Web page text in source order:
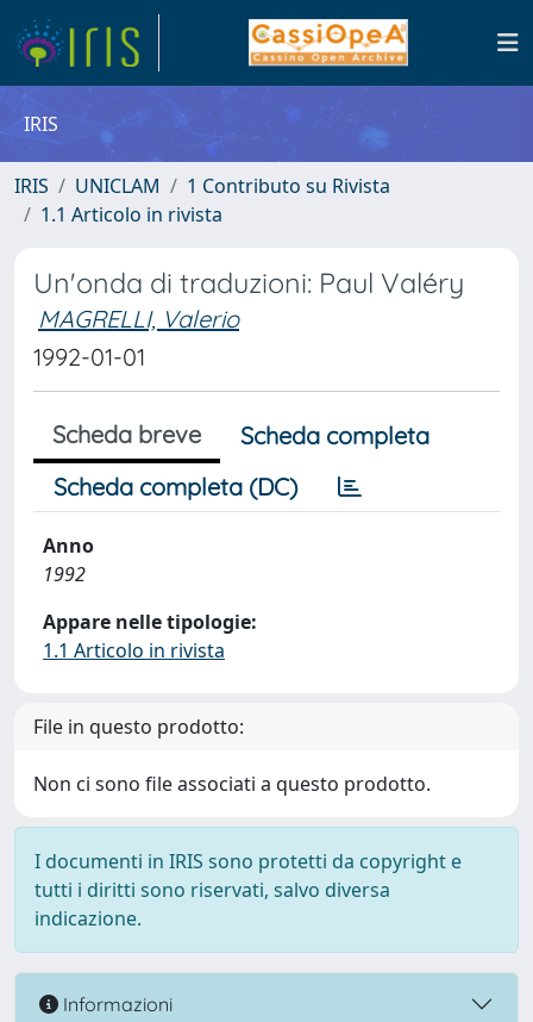
IRIS
IRIS UNICLAM
1 Contributo su Rivista
1.1 Articolo in rivista
Un'onda di traduzioni: Paul Valéry
MAGRELLI, Valerio
1992-01-01
Scheda breve
Scheda completa
Scheda completa (DC)
Anno
1992
Appare nelle tipologie:
1.1 Articolo in rivista
File in questo prodotto:
Non ci sono file associati a questo prodotto.
I documenti in IRIS sono protetti da copyright e
tutti i diritti sono riservati, salvo diversa
indicazione.
Informazioni